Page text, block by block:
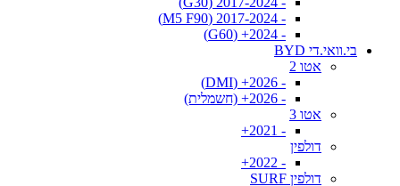
- 2017-2024 (M5 F90)
- 2024+ (G60)
בי.וואי.די BYD
אטו 2
- 2026+ (DMI)
- 2026+ (חשמלית)
אטו 3
- 2021+
דולפין
- 2022+
דולפין SURF